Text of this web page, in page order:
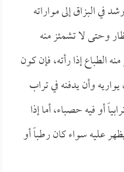
في البزاق إلى مواراته
وحتى لا تشمئز منه
الطباع إذا رأته، فإن كون
وأن يدفنه في تراب
أو فيه حصباء، أما إذا
عليه سواء كان رطباً أو